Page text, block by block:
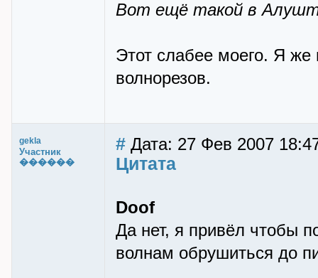
Вот ещё такой в
Этот слабее моего. Я же
волнорезов.
gekla
Участник
������
# Дата: 27 Фев 2007
Цитата
Doof
Да нет, я привёл чтобы
волнам обрушиться до